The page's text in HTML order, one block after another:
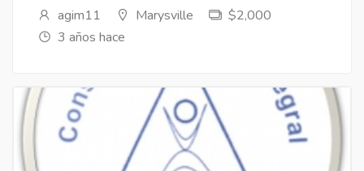
agim11
Marysville
$2,000
3 años hace